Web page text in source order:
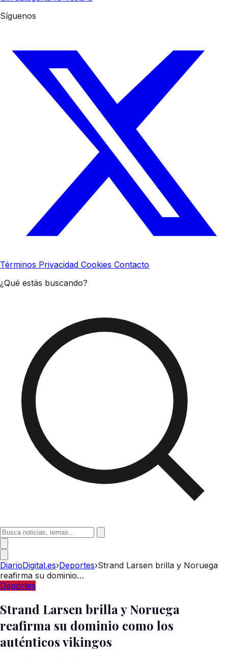
Síguenos
Términos Privacidad Cookies Contacto
¿Qué estás buscando?
DiarioDigital.es›Deportes›Strand Larsen brilla y Noruega
reafirma su dominio…
Deportes
Strand Larsen brilla y Noruega
reafirma su dominio como los
auténticos vikingos